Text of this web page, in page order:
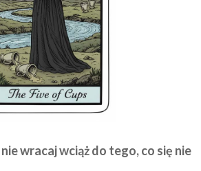
wracaj wciąż do tego, co się nie